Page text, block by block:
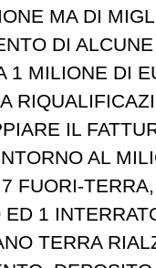
MA DI
DI
1 MILIONE DI
IL
AL
FUORI-
1
TERRA